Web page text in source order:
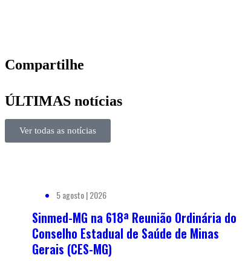
Compartilhe
ÚLTIMAS notícias
Ver todas as notícias
5 agosto | 2026
Sinmed-MG na 618ª Reunião Ordinária do
Conselho Estadual de Saúde de Minas
Gerais (CES-MG)